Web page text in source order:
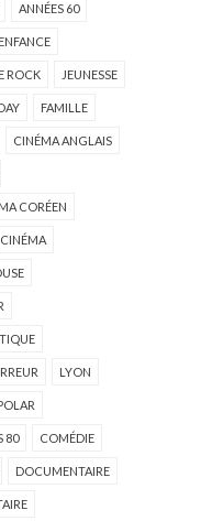
ANNÉES 60
ENFANCE
ROCK JEUNESSE
FAMILLE
CINÉMA ANGLAIS
CORÉEN
CINÉMA
LYON
80 COMÉDIE
DOCUMENTAIRE